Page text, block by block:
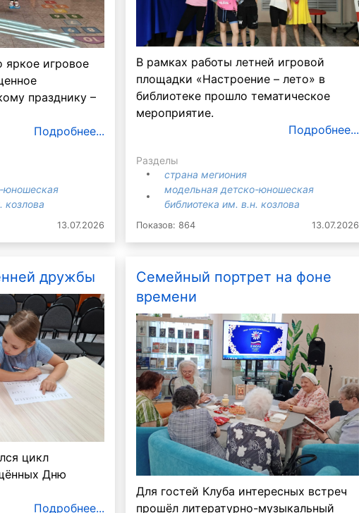
Маруся
Знание-сила
яркое игровое
празднику –
Подробнее...
юношеская
козлова
13.07.2026
В рамках работы летней игровой
площадки «Настроение – лето» в
библиотеке прошло тематическое
мероприятие.
Подробнее...
Разделы
страна мегиония
модельная детско-юношеская
библиотека им. в.н. козлова
Показов: 864 13.07.2026
дружбы
цикл
Дню
Подробнее...
Семейный портрет на фоне
времени
Для гостей Клуба интересных встреч
прошёл литературно-музыкальный